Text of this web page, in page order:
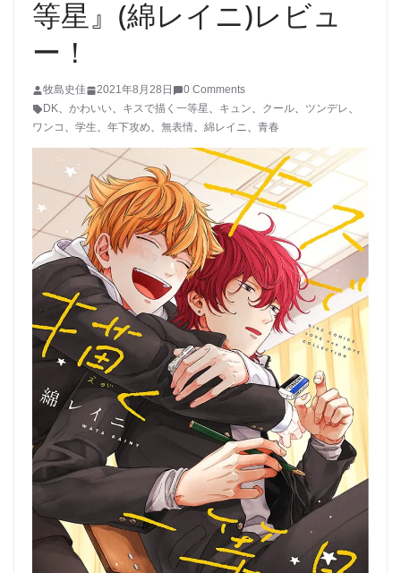
等星』(綿レイニ)レビュ
ー！
牧島史佳 2021年8月28日
0 Comments
DK、 かわいい、 キスで描く一等星、 キュン、 クール、 ツンデレ、
ワンコ 、 学生、 年下攻め、 無表情、 綿レイニ、 青春